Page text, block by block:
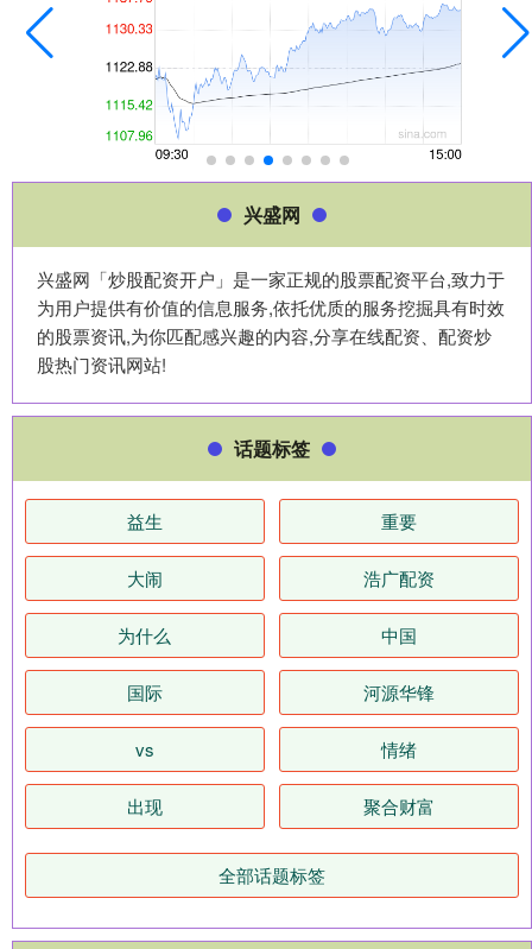
兴盛网
兴盛网「炒股配资开户」是一家正规的股票配资平台,致力于
为用户提供有价值的信息服务,依托优质的服务挖掘具有时效
的股票资讯,为你匹配感兴趣的内容,分享在线配资、配资炒
股热门资讯网站!
话题标签
益生 重要
大闹 浩广配资
为什么 中国
国际 河源华锋
vs 情绪
出现 聚合财富
全部话题标签